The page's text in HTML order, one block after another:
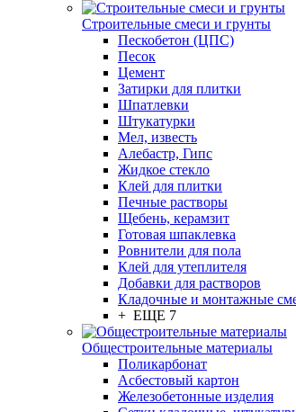
Строительные смеси и грунты
Пескобетон (ЦПС)
Песок
Цемент
Затирки для плитки
Шпатлевки
Штукатурки
Мел, известь
Алебастр, Гипс
Жидкое стекло
Клей для плитки
Печные растворы
Щебень, керамзит
Готовая шпаклевка
Ровнители для пола
Клей для утеплителя
Добавки для растворов
Кладочные и монтажные
+ ЕЩЕ 7
Общестроительные материалы
Поликарбонат
Асбестовый картон
Железобетонные изделия